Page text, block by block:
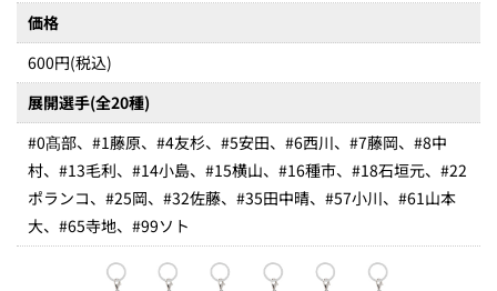
価格
600円(税込)
展開選手(全20種)
#0髙部、#1藤原、#4友杉、#5安田、#6西川、#7藤岡、#8中
村、#13毛利、#14小島、#15横山、#16種市、#18石垣元、#22
ポランコ、#25岡、#32佐藤、#35田中晴、#57小川、#61山本
大、#65寺地、#99ソト